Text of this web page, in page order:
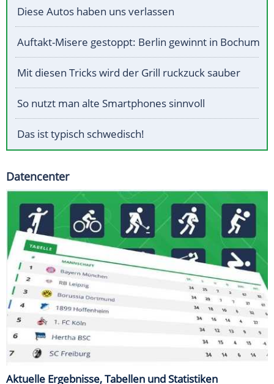
Diese Autos haben uns verlassen
Auftakt-Misere gestoppt: Berlin gewinnt in Bochum
Mit diesen Tricks wird der Grill ruckzuck sauber
So nutzt man alte Smartphones sinnvoll
Das ist typisch schwedisch!
Datencenter
Aktuelle Ergebnisse, Tabellen und Statistiken